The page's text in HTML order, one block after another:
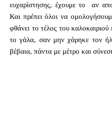
ευχαρίστησης, έχουμε το αν
Και πρέπει όλοι να
φθάνει το τέλος του
το γάλα, σαν μην χάρηκε τον
βέβαια, πάντα με μέτρο και